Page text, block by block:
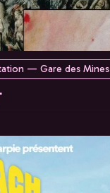
— Gare des Mines